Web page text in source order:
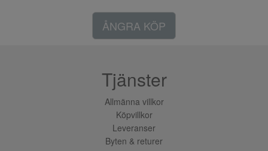
ÅNGRA KÖP
Tjänster
Allmänna villkor
Köpvillkor
Leveranser
Byten & returer